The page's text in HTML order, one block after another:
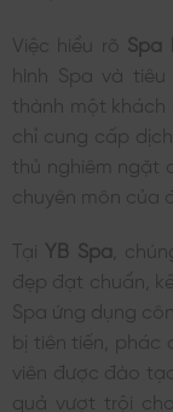
Việc hiểu rõ Spa
hình Spa và
thành một khách
chỉ cung cấp
thủ nghiêm ngặt
chuyên môn của
Tại YB Spa ,
đẹp đạt chuẩn,
Spa ứng dụng
bị tiên tiến, phác
viên được đào
quả vượt trội